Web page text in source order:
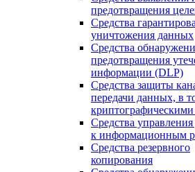
предотвращения
Средства
уничтожения данных
Средства
предотвращения
информации (DLP)
Средства защиты
передачи данных, в
Средства
к информационным
Средства резервного
копирования